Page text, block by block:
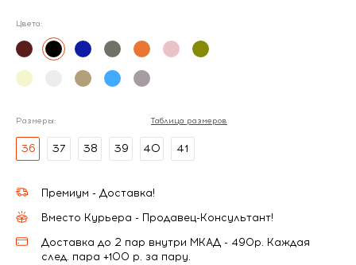
Цвета:
Размеры: Таблица размеров
36 37 38 39 40 41
Премиум - Доставка!
Вместо Курьера - Продавец-Консультант!
Доставка до 2 пар внутри МКАД - 490р. Каждая
след. пара +100 р. за пару.